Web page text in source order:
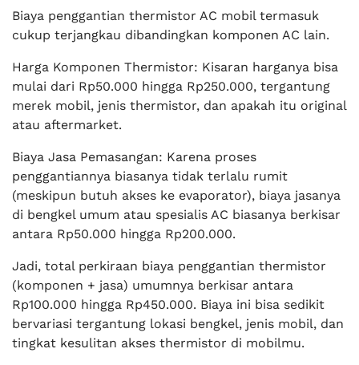
Biaya penggantian thermistor AC mobil termasuk
cukup terjangkau dibandingkan komponen AC lain.
Harga Komponen Thermistor: Kisaran harganya bisa
mulai dari Rp50.000 hingga Rp250.000, tergantung
merek mobil, jenis thermistor, dan apakah itu original
atau aftermarket.
Biaya Jasa Pemasangan: Karena proses
penggantiannya biasanya tidak terlalu rumit
(meskipun butuh akses ke evaporator), biaya jasanya
di bengkel umum atau spesialis AC biasanya berkisar
antara Rp50.000 hingga Rp200.000.
Jadi, total perkiraan biaya penggantian thermistor
(komponen + jasa) umumnya berkisar antara
Rp100.000 hingga Rp450.000. Biaya ini bisa sedikit
bervariasi tergantung lokasi bengkel, jenis mobil, dan
tingkat kesulitan akses thermistor di mobilmu.